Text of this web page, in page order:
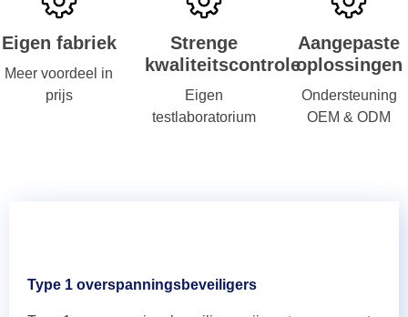
Eigen fabriek
Meer voordeel in
prijs
Strenge
kwaliteitscontrole
Eigen
testlaboratorium
Aangepaste
oplossingen
Ondersteuning
OEM & ODM
Type 1 overspanningsbeveiligers